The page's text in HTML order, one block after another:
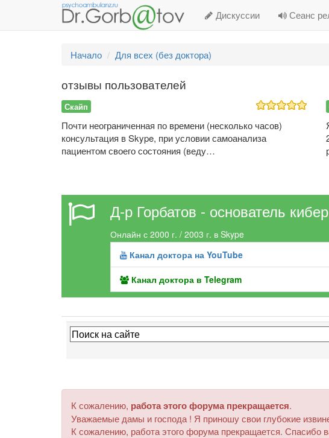
Дискуссии Сеанс
Начало Для всех (без доктора)
отзывы пользователей
Скайп
Почти неограниченная по времени (несколько часов)
консультация в Skype, при условии самоанализа
пациентом своего состояния (веду…
Д-р Горбатов - основатель
Онлайн с 2000 г. / 2003 г. в Skype
Канал доктора на YouTube
Канал доктора в Telegram
К сожалению, работа этого форума прекращается.
Уважаемые дамы и господа ! Я приношу свои глубокие
К сожалению, работа этого форума прекращается. Спасибо